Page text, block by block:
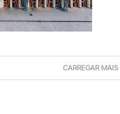
CARREGAR